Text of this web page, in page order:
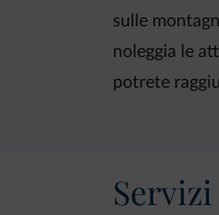
sulle
noleggia le
potrete